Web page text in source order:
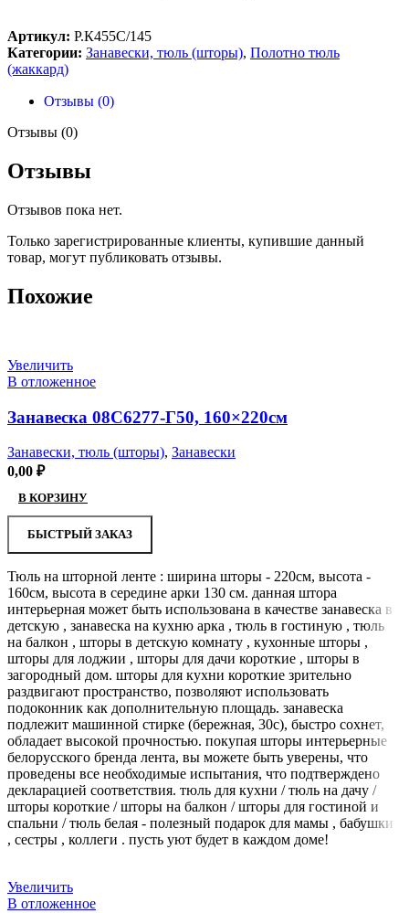
Артикул: Р.К455С/145
Категории: Занавески, тюль (шторы), Полотно тюль
(жаккард)
Отзывы (0)
Отзывы (0)
Отзывы
Отзывов пока нет.
Только зарегистрированные клиенты, купившие данный
товар, могут публиковать отзывы.
Похожие
Увеличить
В отложенное
Занавеска 08С6277-Г50, 160×220см
Занавески, тюль (шторы), Занавески
0,00 ₽
В КОРЗИНУ
БЫСТРЫЙ ЗАКАЗ
Тюль на шторной ленте : ширина шторы - 220см, высота -
160см, высота в середине арки 130 см. данная штора
интерьерная может быть использована в качестве занавеска в
детскую , занавеска на кухню арка , тюль в гостиную , тюль
на балкон , шторы в детскую комнату , кухонные шторы ,
шторы для лоджии , шторы для дачи короткие , шторы в
загородный дом. шторы для кухни короткие зрительно
раздвигают пространство, позволяют использовать
подоконник как дополнительную площадь. занавеска
подлежит машинной стирке (бережная, 30с), быстро сохнет,
обладает высокой прочностью. покупая шторы интерьерные
белорусского бренда лента, вы можете быть уверены, что
проведены все необходимые испытания, что подтверждено
декларацией соответствия. тюль для кухни / тюль на дачу /
шторы короткие / шторы на балкон / шторы для гостиной и
спальни / тюль белая - полезный подарок для мамы , бабушки
, сестры , коллеги . пусть уют будет в каждом доме!
Увеличить
В отложенное